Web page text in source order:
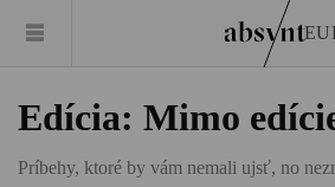
Edícia: Mimo
Príbehy, ktoré by vám nemali ujsť, no